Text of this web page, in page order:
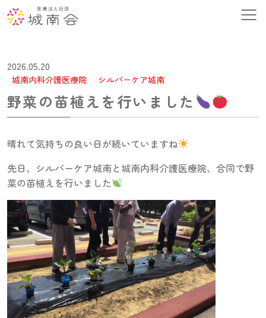
2026.05.20
城南内科介護医療院 シルバーケア城南
野菜の苗植えを行いました
晴れて気持ちの良い日が続いていますね
先日、シルバーケア城南と城南内科介護医療院、合同で野
菜の苗植えを行いました